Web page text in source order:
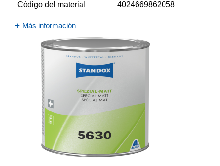
Código del material 4024669862058
Más información